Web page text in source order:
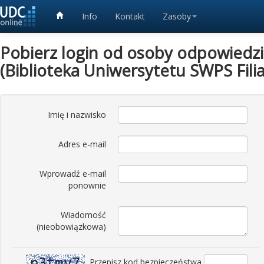
Info Kontakt Zasoby
Pobierz login od osoby
(Biblioteka Uniwersytetu SWPS
Imię i nazwisko
Adres e-mail
Wprowadź e-mail
ponownie
Wiadomość
(nieobowiązkowa)